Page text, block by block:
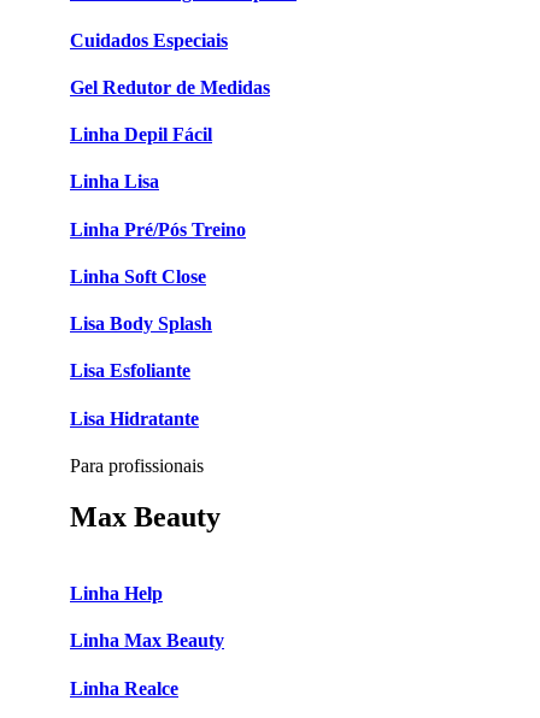
Cuidados Especiais
Gel Redutor de Medidas
Linha Depil Fácil
Linha Lisa
Linha Pré/Pós Treino
Linha Soft Close
Lisa Body Splash
Lisa Esfoliante
Lisa Hidratante
Para profissionais
Max Beauty
Linha Help
Linha Max Beauty
Linha Realce